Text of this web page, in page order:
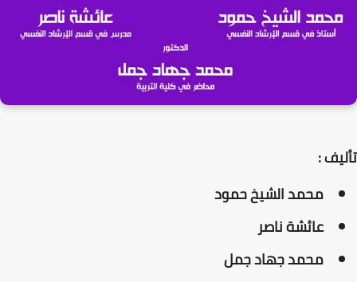
تأليف :
محمد الشيخ حمود
عائشة ناصر
محمد جهاد جمل